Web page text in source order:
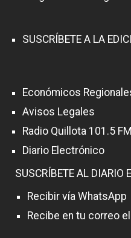
SUSCRÍBETE A LA
Económicos
Avisos Legales
Radio Quillota 101.5 FM
Diario Electrónico
SUSCRÍBETE AL DIARIO
Recibir vía WhatsApp
Recibe en tu correo